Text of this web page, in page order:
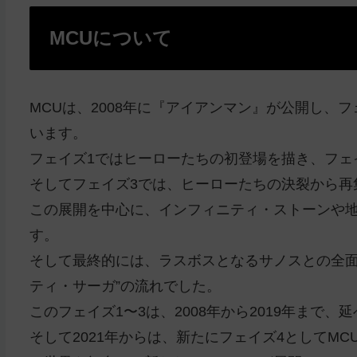
MCUについて
MCUは、2008年に『アイアンマン』が公開し、
います。
フェイズ1ではヒーローたちの初登場を描き、フ
そしてフェイズ3では、ヒーローたちの決裂から
この展開を中心に、インフィニティ・ストーンや
す。
そして最終的には、ラスボスとなるサノスとの全
ティ・サーガ”の流れでした。
このフェイズ1〜3は、2008年から2019年まで、
そして2021年からは、新たにフェイズ4として